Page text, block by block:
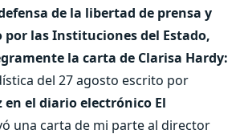
de la libertad de prensa y
por las Instituciones del Estado,
la carta de Clarisa Hardy:
del 27 agosto escrito por
en el diario electrónico El
una carta de mi parte al director